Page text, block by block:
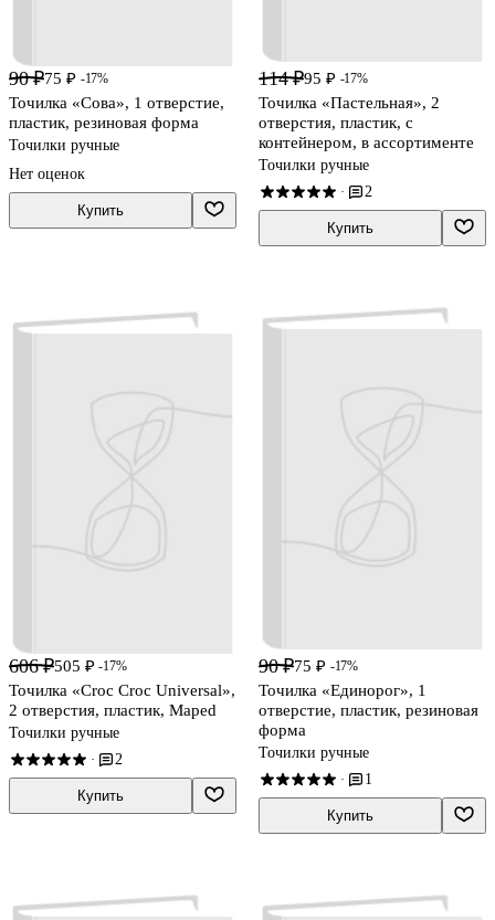
90 ₽75 ₽ -17%
Точилка «Сова», 1 отверстие,
пластик, резиновая форма
Точилки ручные
Нет оценок
Купить
114 ₽95 ₽ -17%
Точилка «Пастельная», 2
отверстия, пластик, с
контейнером, в ассортименте
Точилки ручные
· 2
Купить
606 ₽505 ₽ -17%
Точилка «Croc Croc Universal»,
2 отверстия, пластик, Maped
Точилки ручные
· 2
Купить
90 ₽75 ₽ -17%
Точилка «Единорог», 1
отверстие, пластик, резиновая
форма
Точилки ручные
· 1
Купить